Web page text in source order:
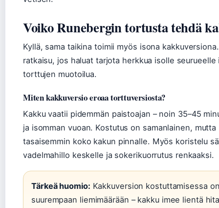
Voiko Runebergin tortusta tehdä
Kyllä, sama taikina toimii myös isona
ratkaisu, jos haluat tarjota herkkua isolle
torttujen muotoilua.
Miten kakkuversio eroaa torttuversiosta?
Kakku vaatii pidemmän paistoajan – noin 35–45
ja isomman vuoan. Kostutus on samanlainen,
tasaisemmin koko kakun pinnalle. Myös koristelu
vadelmahillo keskelle ja sokerikuorrutus renkaaksi.
Tärkeä huomio: Kakkuversion kostuttamisessa
suurempaan liemimäärään – kakku imee lientä